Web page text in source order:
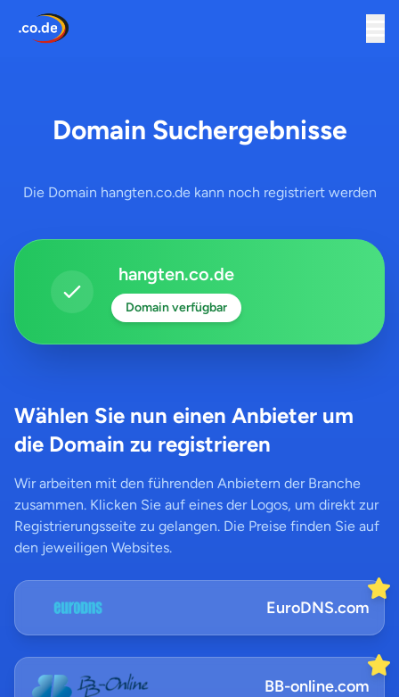
Domain Suchergebnisse
Die Domain hangten.co.de kann noch registriert werden
hangten.co.de
Domain verfügbar
Wählen Sie nun einen Anbieter um
die Domain zu registrieren
Wir arbeiten mit den führenden Anbietern der Branche
zusammen. Klicken Sie auf eines der Logos, um direkt zur
Registrierungsseite zu gelangen. Die Preise finden Sie auf
den jeweiligen Websites.
EuroDNS.com
BB-online.com